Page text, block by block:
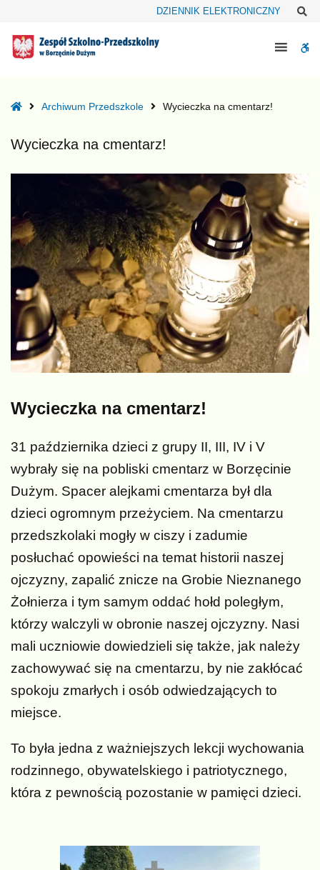
cmentarz!
DZIENNIK ELEKTRONICZNY
HomeArchiwum Przedszkole Wycieczka na cmentarz!
Wycieczka na cmentarz!
Wycieczka na cmentarz!
31 października dzieci z grupy II, III, IV i V
wybrały się na pobliski cmentarz w Borzęcinie
Dużym. Spacer alejkami cmentarza był dla
dzieci ogromnym przeżyciem. Na cmentarzu
przedszkolaki mogły w ciszy i zadumie
posłuchać opowieści na temat historii naszej
ojczyzny, zapalić znicze na Grobie Nieznanego
Żołnierza i tym samym oddać hołd poległym,
którzy walczyli w obronie naszej ojczyzny. Nasi
mali uczniowie dowiedzieli się także, jak należy
zachowywać się na cmentarzu, by nie zakłócać
spokoju zmarłych i osób odwiedzających to
miejsce.
To była jedna z ważniejszych lekcji wychowania
rodzinnego, obywatelskiego i patriotycznego,
która z pewnością pozostanie w pamięci dzieci.